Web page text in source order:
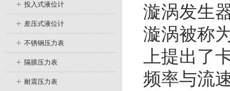
投入式液位计
差压式液位计
不锈钢压力表
隔膜压力表
耐震压力表
漩涡发生
漩涡被称
上提出了
频率与流